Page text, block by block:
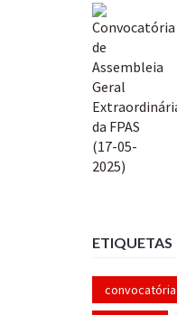
ETIQUETAS
convocatória